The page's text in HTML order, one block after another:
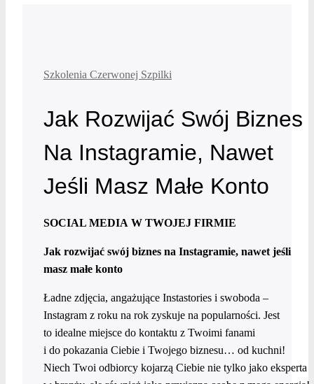
Szkolenia Czerwonej Szpilki
Jak Rozwijać Swój Biznes
Na Instagramie, Nawet
Jeśli Masz Małe Konto
SOCIAL MEDIA W TWOJEJ FIRMIE
Jak rozwijać swój biznes na Instagramie, nawet jeśli
masz małe konto
Ładne zdjęcia, angażujące Instastories i swoboda –
Instagram z roku na rok zyskuje na popularności. Jest
to idealne miejsce do kontaktu z Twoimi fanami
i do pokazania Ciebie i Twojego biznesu… od kuchni!
Niech Twoi odbiorcy kojarzą Ciebie nie tylko jako eksperta